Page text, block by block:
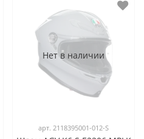
Нет в наличии
арт. 2118395001-012-S